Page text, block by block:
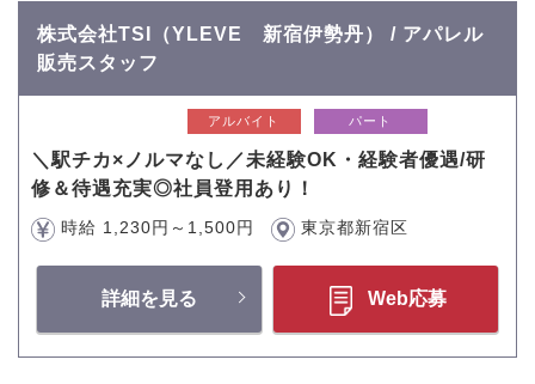
株式会社TSI（YLEVE 新宿伊勢丹） / アパレル
販売スタッフ
アルバイト パート
＼駅チカ×ノルマなし／未経験OK・経験者優遇/研
修＆待遇充実◎社員登用あり！
時給 1,230円～1,500円 東京都新宿区
詳細を見る Web応募